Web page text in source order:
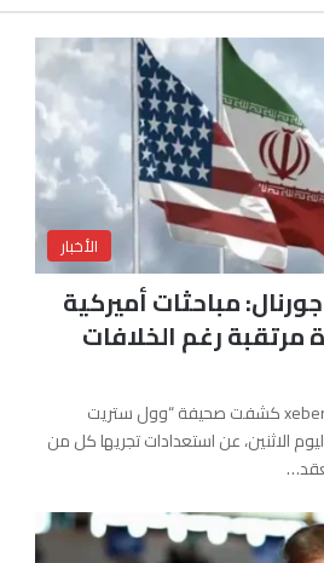
الأخبار
مباحثات أميركية
مرتقبة رغم الخلافات
آفرين علو ـ xeber24.net كشفت صحيفة “وول ستريت
الاثنين، عن استعدادات تجريها كل من